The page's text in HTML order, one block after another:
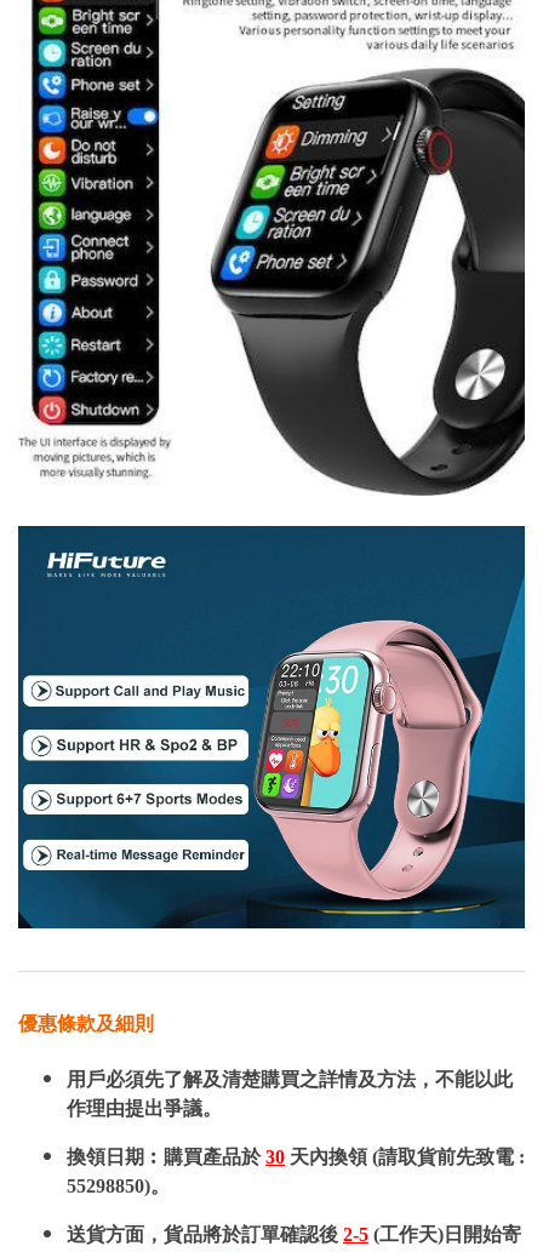
優惠條款及細則
用戶必須先了解及清楚購買之詳情及方法，不能以此
作理由提出爭議。
換領日期︰購買產品於30 天內換領 (請取貨前先致電 :
55298850)。
送貨方面，貨品將於訂單確認後 2-5 (工作天)日開始寄